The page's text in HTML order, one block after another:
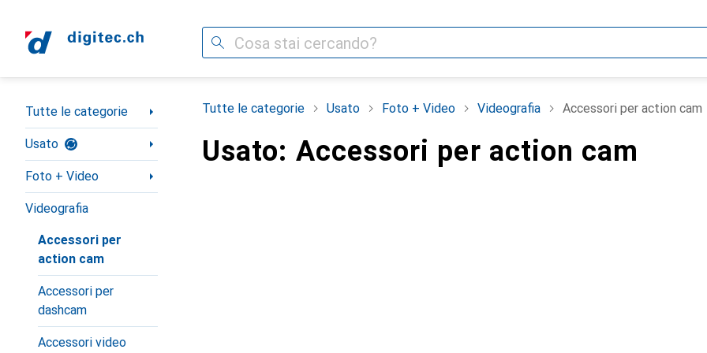
Cerca
Categoria Navigazione
Tutte le categorie
Usato
Foto + Video
Videografia
Accessori per
action cam
Accessori per
dashcam
Accessori video
Tutte le categorie Usato Foto + Video Videografia Accessori per action cam
Usato: Accessori per action cam